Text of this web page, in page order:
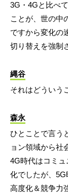
3G・4Gと比べ
ことが、世の中
ですから変化の
切り替えを強制
縄谷
それはどういう
森永
ひとことで言う
ョン領域から社
4G時代はコミ
化でしたが、
高度化＆競争力